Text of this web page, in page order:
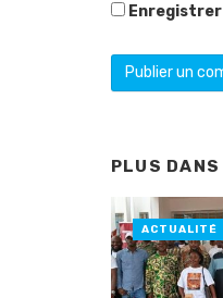
PLUS DANS
ACTUALITÉ